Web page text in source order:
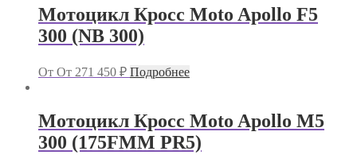
Мотоцикл Кросс Moto Apollo F5
300 (NB 300)
От От 271 450 ₽ Подробнее
Мотоцикл Кросс Moto Apollo M5
300 (175FMM PR5)